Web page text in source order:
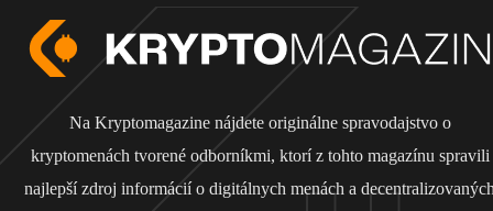
Na Kryptomagazine nájdete originálne spravodajstvo o
kryptomenách tvorené odborníkmi, ktorí z tohto magazínu spravili
najlepší zdroj informácií o digitálnych menách a